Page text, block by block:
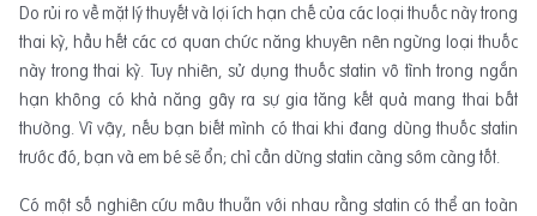
Do rủi ro về mặt lý thuyết và lợi ích hạn chế của các loại thuốc này trong
thai kỳ, hầu hết các cơ quan chức năng khuyên nên ngừng loại thuốc
này trong thai kỳ. Tuy nhiên, sử dụng thuốc statin vô tình trong ngắn
hạn không có khả năng gây ra sự gia tăng kết quả mang thai bất
thường. Vì vậy, nếu bạn biết mình có thai khi đang dùng thuốc statin
trước đó, bạn và em bé sẽ ổn; chỉ cần dừng statin càng sớm càng tốt.
Có một số nghiên cứu mâu thuẫn với nhau rằng statin có thể an toàn